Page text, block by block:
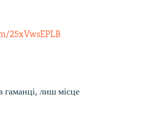
25xVwsEPLB
гаманці, лиш місце